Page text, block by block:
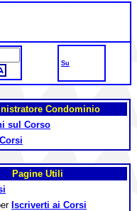
Su
Condominio
sul Corso
Pagine Utili
Iscriverti ai Corsi